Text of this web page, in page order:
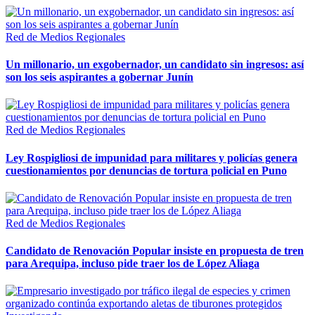
Red de Medios Regionales
Un millonario, un exgobernador, un candidato sin ingresos: así
son los seis aspirantes a gobernar Junín
Red de Medios Regionales
Ley Rospigliosi de impunidad para militares y policías genera
cuestionamientos por denuncias de tortura policial en Puno
Red de Medios Regionales
Candidato de Renovación Popular insiste en propuesta de tren
para Arequipa, incluso pide traer los de López Aliaga